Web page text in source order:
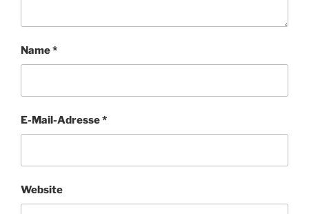
Name*
E-Mail-Adresse*
Website